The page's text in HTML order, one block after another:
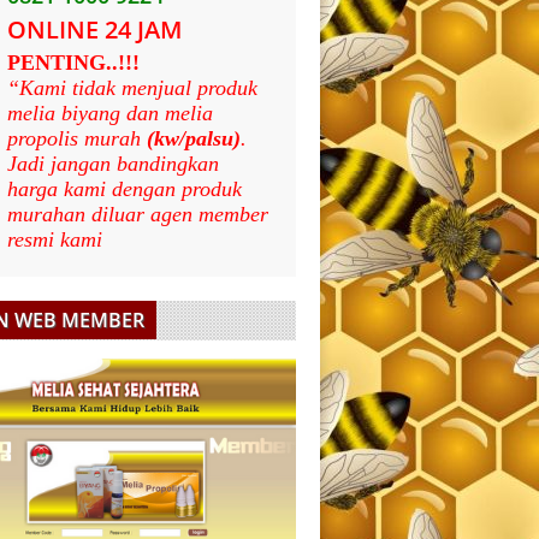
ONLINE 24 JAM
PENTING..!!!
“Kami tidak menjual produk
melia biyang dan melia
propolis murah (kw/palsu).
Jadi jangan bandingkan
harga kami dengan produk
murahan diluar agen member
resmi kami
WEB MEMBER